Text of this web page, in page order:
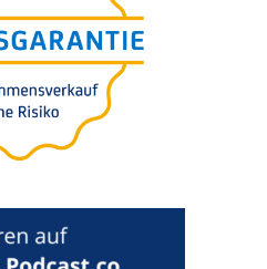
Fehler bei
bewer­
oder
AUSWÄHLEN